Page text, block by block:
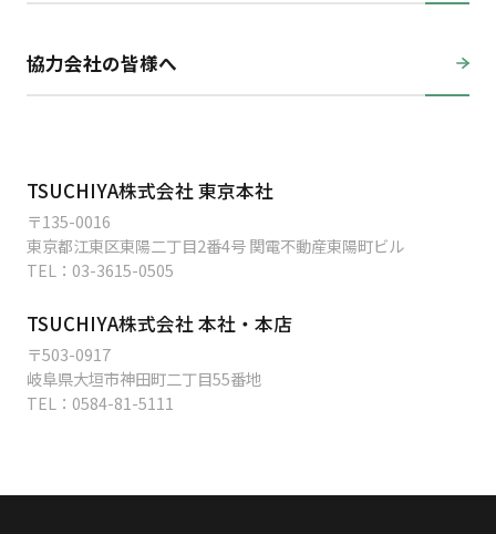
TSUCHIYA株式会社 東京本社
〒135-0016
東京都江東区東陽二丁目2番4号 関電不動産東陽町ビル
TEL： 03-3615-0505
TSUCHIYA株式会社 本社・本店
〒503-0917
岐阜県大垣市神田町二丁目55番地
TEL： 0584-81-5111
協力会社の皆様へ